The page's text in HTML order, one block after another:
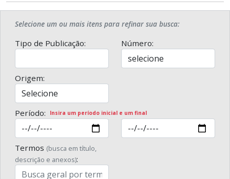
Selecione um ou mais itens para refinar sua busca:
Tipo de Publicação: Número:
Origem:
Período: Insira um período inicial e um final
Termos (busca em título,
descrição e anexos):